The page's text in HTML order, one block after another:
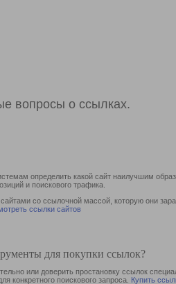
вопросы о ссылках.
определить какой сайт наилучшим
и поискового трафика.
со ссылочной массой, которую они
ссылки сайтов
для покупки ссылок?
или доверить простановку ссылок
конкретного поискового запроса. Купить